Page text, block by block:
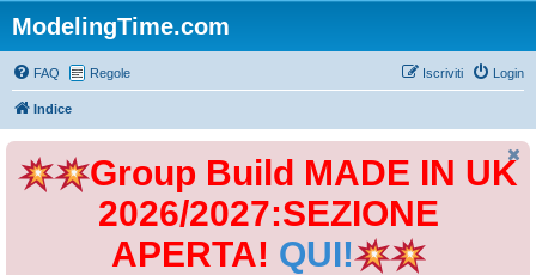
ModelingTime.com
FAQ Regole Login
Iscriviti
Indice
Group Build MADE IN UK
2026/2027:SEZIONE
APERTA! QUI!